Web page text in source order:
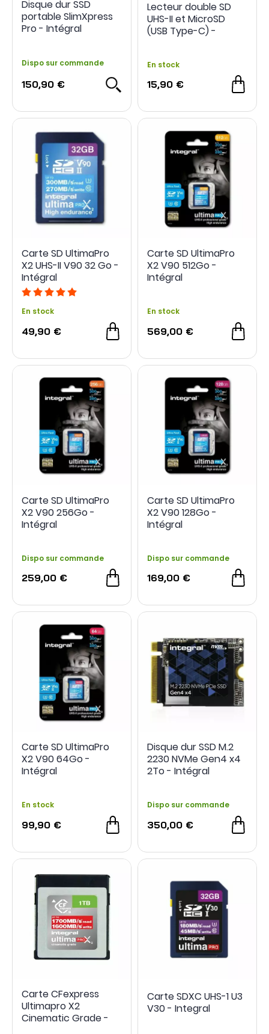
Disque dur SSD
portable SlimXpress
Pro - Intégral
Dispo sur commande
150,90 €
Lecteur double SD
UHS-II et MicroSD
(USB Type-C) -
En stock
15,90 €
Carte SD UltimaPro
X2 UHS-II V90 32 Go -
Intégral
En stock
49,90 €
Carte SD UltimaPro
X2 V90 512Go -
Intégral
En stock
569,00 €
Carte SD UltimaPro
X2 V90 256Go -
Intégral
Dispo sur commande
259,00 €
Carte SD UltimaPro
X2 V90 128Go -
Intégral
Dispo sur commande
169,00 €
Carte SD UltimaPro
X2 V90 64Go -
Intégral
En stock
99,90 €
Disque dur SSD M.2
2230 NVMe Gen4 x4
2To - Intégral
Dispo sur commande
350,00 €
Carte CFexpress
Ultimapro X2
Cinematic Grade -
Carte SDXC UHS-1 U3
V30 - Integral